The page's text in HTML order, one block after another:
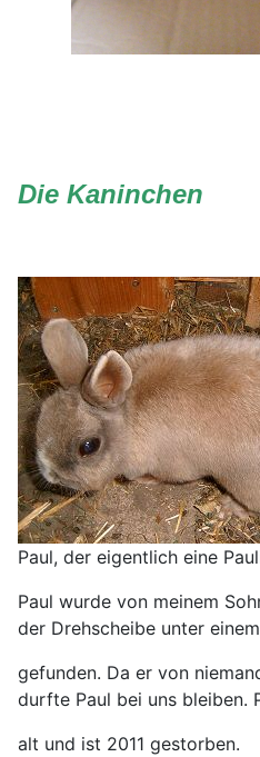
Die Kaninchen
Paul, der eigentlich eine
Paul wurde von meinem
der Drehscheibe unter
gefunden. Da er von
durfte Paul bei uns bleiben.
alt und ist 2011 gestorben.